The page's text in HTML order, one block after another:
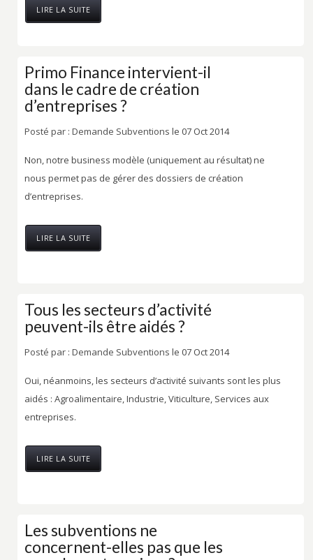
LIRE LA SUITE
Primo Finance intervient-il
dans le cadre de création
d’entreprises ?
Posté par : Demande Subventions le 07 Oct 2014
Non, notre business modèle (uniquement au résultat) ne
nous permet pas de gérer des dossiers de création
d’entreprises.
LIRE LA SUITE
Tous les secteurs d’activité
peuvent-ils être aidés ?
Posté par : Demande Subventions le 07 Oct 2014
Oui, néanmoins, les secteurs d’activité suivants sont les plus
aidés : Agroalimentaire, Industrie, Viticulture, Services aux
entreprises.
LIRE LA SUITE
Les subventions ne
concernent-elles pas que les